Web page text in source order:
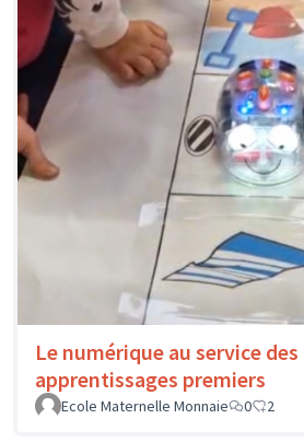
Le numérique au service des
apprentissages premiers
Ecole Maternelle Monnaie
0 2